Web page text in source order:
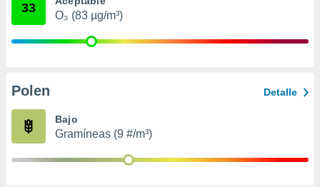
publicidad
de
33
O₃ (83 µg/m³)
Polen Detalle
Bajo
Gramíneas (9 #/m³)